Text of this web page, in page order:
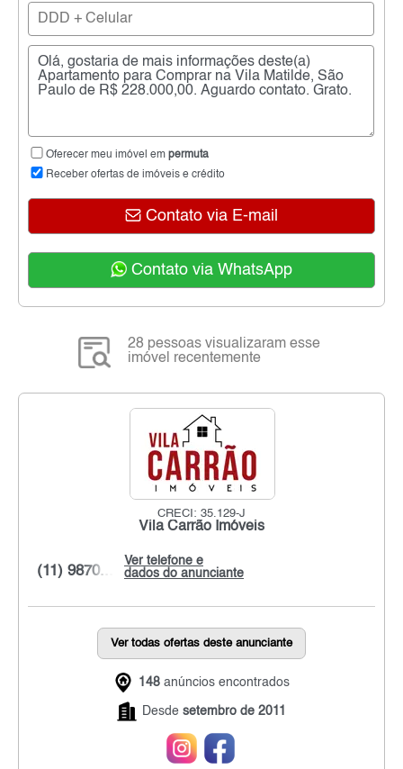
Oferecer meu imóvel em permuta
Receber ofertas de imóveis e crédito
Contato via E-mail
Contato via WhatsApp
28 pessoas visualizaram esse
imóvel recentemente
CRECI: 35.129-J
Vila Carrão Imóveis
Ver telefone e
dados do anunciante
(11) 9870...
Ver todas ofertas deste anunciante
148 anúncios encontrados
Desde setembro de 2011